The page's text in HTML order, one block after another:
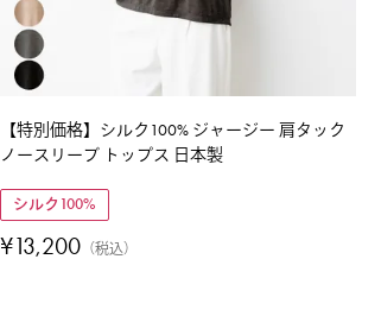
【特別価格】シルク100% ジャージー 肩タック
ノースリーブ トップス 日本製
シルク100%
¥13,200 税込